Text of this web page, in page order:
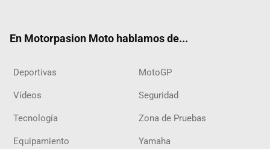
En Motorpasion Moto hablamos de...
Deportivas MotoGP
Vídeos Seguridad
Tecnología Zona de Pruebas
Equipamiento Yamaha